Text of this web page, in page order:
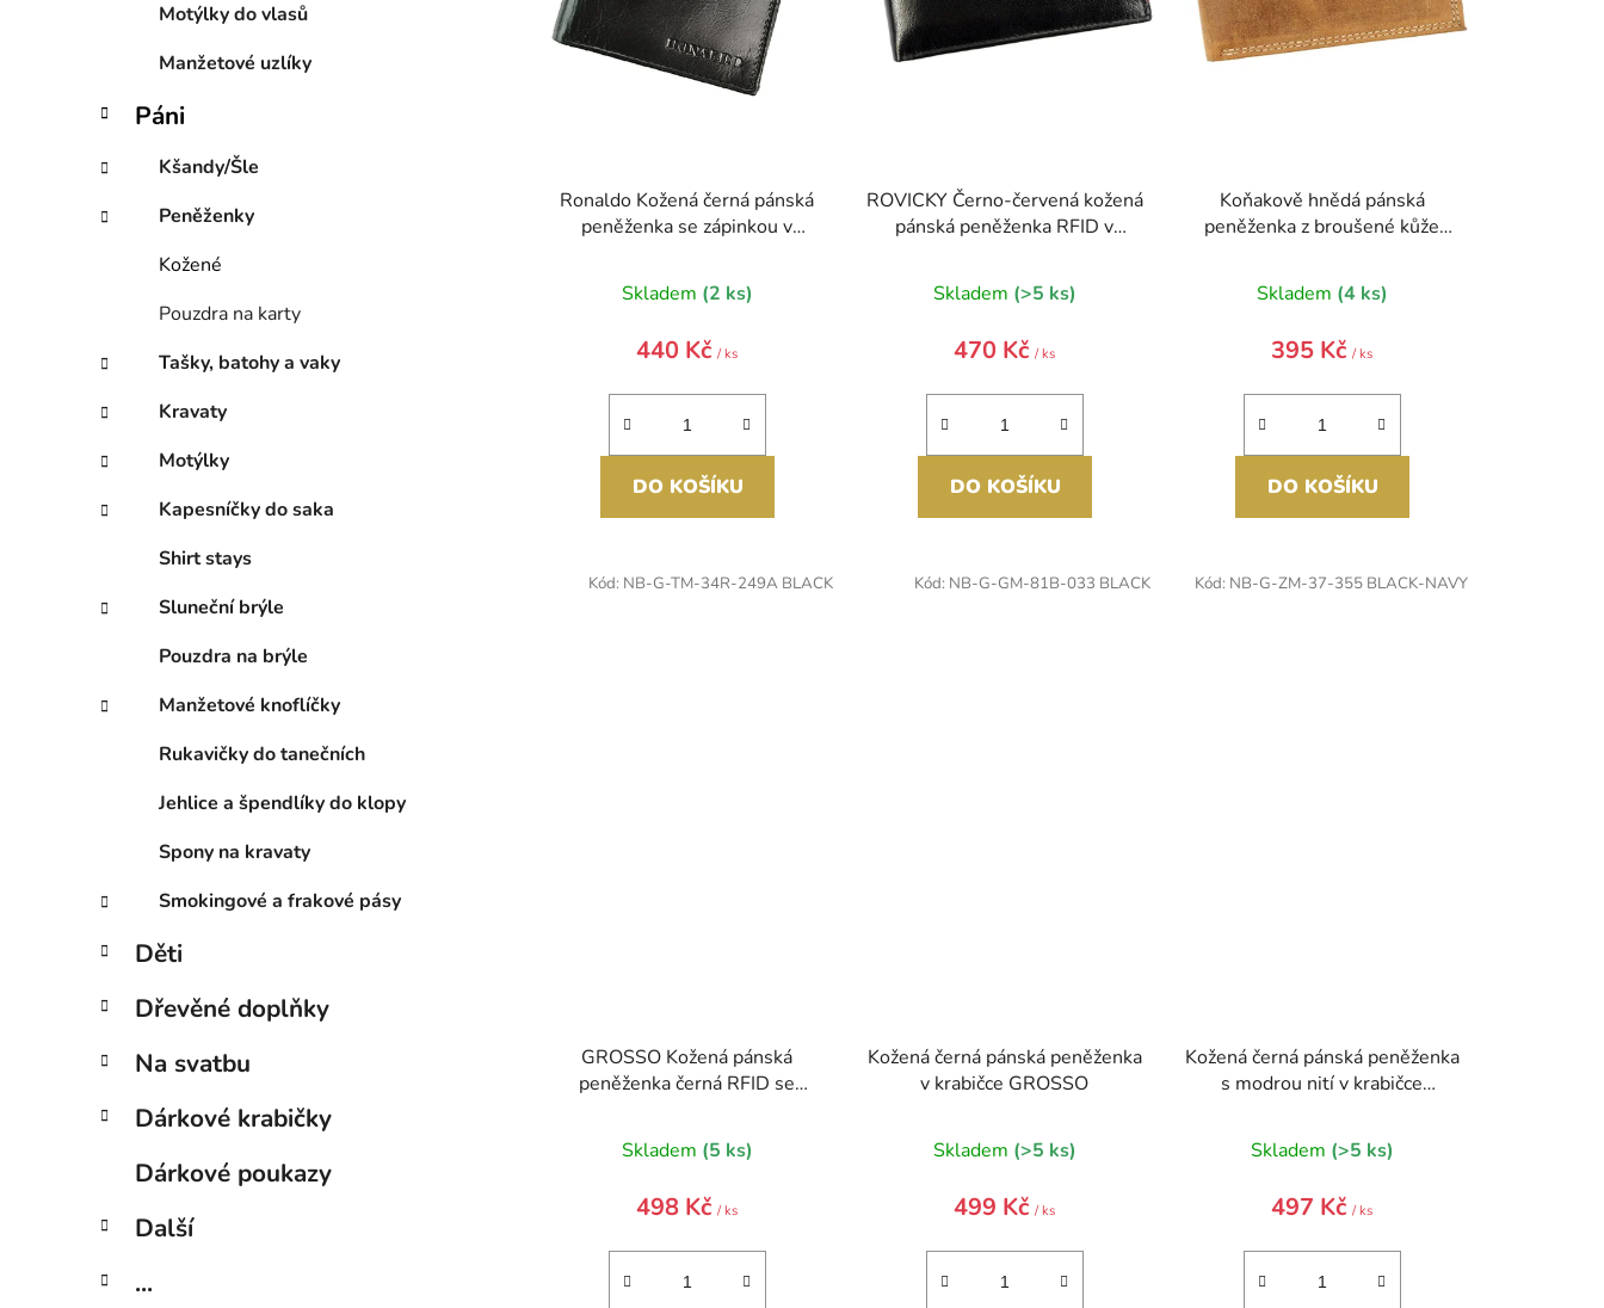
Motýlky do vlasů
Manžetové uzlíky
Páni
Kšandy/Šle
Peněženky
Kožené
Pouzdra na karty
Tašky, batohy a vaky
Kravaty
Motýlky
Kapesníčky do saka
Shirt stays
Sluneční brýle
Pouzdra na brýle
Manžetové knoflíčky
Rukavičky do tanečních
Jehlice a špendlíky do klopy
Spony na kravaty
Smokingové a frakové pásy
Děti
Dřevěné doplňky
Na svatbu
Dárkové krabičky
Dárkové poukazy
Další
...
Ronaldo Kožená černá pánská
peněženka se zápinkou v
Skladem (2 ks)
440 Kč/ ks
DO KOŠÍKU
ROVICKY Černo-červená kožená
pánská peněženka RFID v
Skladem (>5 ks)
470 Kč/ ks
DO KOŠÍKU
Koňakově hnědá pánská
peněženka z broušené kůže
Skladem (4 ks)
395 Kč/ ks
DO KOŠÍKU
GROSSO Kožená pánská
peněženka černá RFID se
Skladem (5 ks)
498 Kč/ ks
Kód: NB-G-TM-34R-249A BLACK
Kožená černá pánská peněženka
v krabičce GROSSO
Skladem (>5 ks)
499 Kč/ ks
Kód: NB-G-GM-81B-033 BLACK
Kožená černá pánská peněženka
s modrou nití v krabičce
Skladem (>5 ks)
497 Kč/ ks
Kód: NB-G-ZM-37-355 BLACK-NAVY